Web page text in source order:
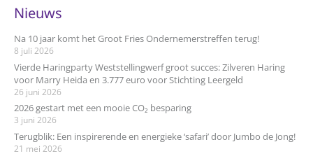
Nieuws
Na 10 jaar komt het Groot Fries Ondernemerstreffen terug!
8 juli 2026
Vierde Haringparty Weststellingwerf groot succes: Zilveren Haring
voor Marry Heida en 3.777 euro voor Stichting Leergeld
26 juni 2026
2026 gestart met een mooie CO₂ besparing
3 juni 2026
Terugblik: Een inspirerende en energieke ‘safari’ door Jumbo de Jong!
21 mei 2026